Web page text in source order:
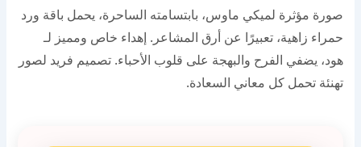
صورة مؤثرة لميكي ماوس، بابتسامته الساحرة، يحمل باقة ورد
حمراء زاهية، تعبيرًا عن أرق المشاعر. إهداء خاص ومميز لـ
هود، يضفي الفرح والبهجة على قلوب الأحباء. تصميم فريد لصور
تهنئة تحمل كل معاني السعادة.